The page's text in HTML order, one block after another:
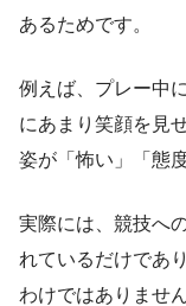
あるためです。
例えば、プレー中
にあまり笑顔を見
姿が「怖い」「態
実際には、競技へ
れているだけであ
わけではありません